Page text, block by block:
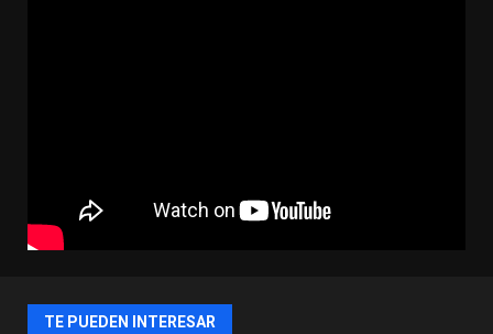
TE PUEDEN INTERESAR